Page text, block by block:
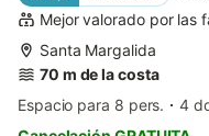
Mejor valorado por las
Santa Margalida
70 m de la costa
Espacio para 8 pers.
4